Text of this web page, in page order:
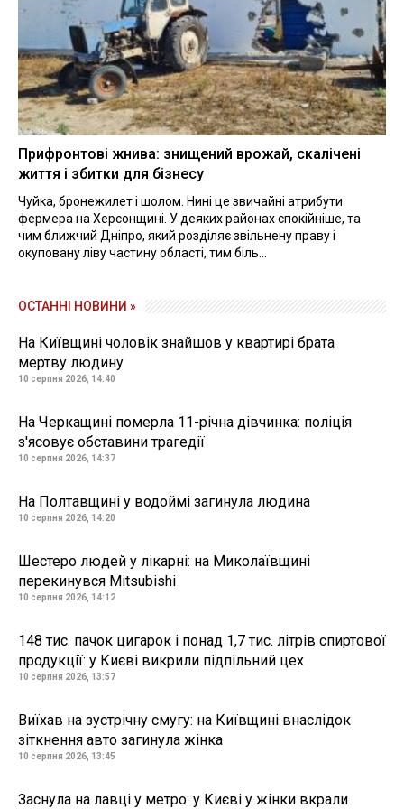
Прифронтові жнива: знищений врожай, скалічені
життя і збитки для бізнесу
Чуйка, бронежилет і шолом. Нині це звичайні атрибути
фермера на Херсонщині. У деяких районах спокійніше, та
чим ближчий Дніпро, який розділяє звільнену праву і
окуповану ліву частину області, тим біль...
ОСТАННІ НОВИНИ »
На Київщині чоловік знайшов у квартирі брата
мертву людину
10 серпня 2026, 14:40
На Черкащині померла 11-річна дівчинка: поліція
з'ясовує обставини трагедії
10 серпня 2026, 14:37
На Полтавщині у водоймі загинула людина
10 серпня 2026, 14:20
Шестеро людей у лікарні: на Миколаївщині
перекинувся Mitsubishi
10 серпня 2026, 14:12
148 тис. пачок цигарок і понад 1,7 тис. літрів спиртової
продукції: у Києві викрили підпільний цех
10 серпня 2026, 13:57
Виїхав на зустрічну смугу: на Київщині внаслідок
зіткнення авто загинула жінка
10 серпня 2026, 13:45
Заснула на лавці у метро: у Києві у жінки вкрали